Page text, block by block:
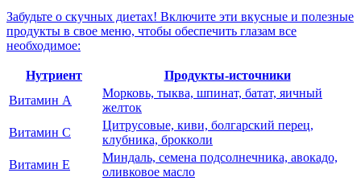
Забудьте о скучных диетах! Включите эти вкусные и полезные
продукты в свое меню, чтобы обеспечить глазам все
необходимое:
Нутриент
Продукты-источники
Витамин А
Морковь, тыква, шпинат, батат, яичный
желток
Витамин C
Цитрусовые, киви, болгарский перец,
клубника, брокколи
Витамин E
Миндаль, семена подсолнечника, авокадо,
оливковое масло